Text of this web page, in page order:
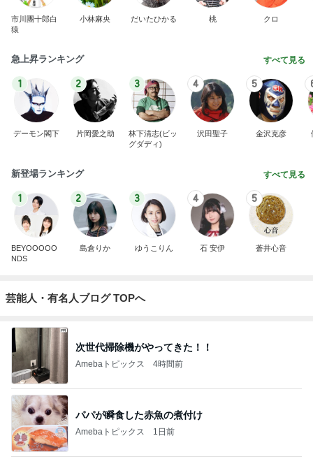
市川團十郎白
猿
小林麻央 だいたひかる 桃 クロ
急上昇ランキング すべて見る
1
デーモン閣下
2
片岡愛之助
3
林下清志(ビッ
グダディ)
4
沢田聖子
5
金沢克彦
新登場ランキング すべて見る
1
BEYOOOOO
NDS
2
島倉りか
3
ゆうこりん
4
石 安伊
5
蒼井心音
芸能人・有名人ブログ TOPへ
次世代掃除機がやってきた！！
Amebaトピックス 4時間前
パパが瞬食した赤魚の煮付け
Amebaトピックス 1日前